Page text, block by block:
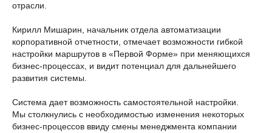
отрасли.
Кирилл Мишарин, начальник отдела автоматизации
корпоративной отчетности, отмечает возможности гибкой
настройки маршрутов в «Первой Форме» при меняющихся
бизнес-процессах, и видит потенциал для дальнейшего
развития системы.
Система дает возможность самостоятельной настройки.
Мы столкнулись с необходимостью изменения некоторых
бизнес-процессов ввиду смены менеджмента компании
Что будет на консультации:
и цели автоматизации.
Покажем больше релевантных
У вас похожий запрос?
Запишитесь на онлайн-
консультацию